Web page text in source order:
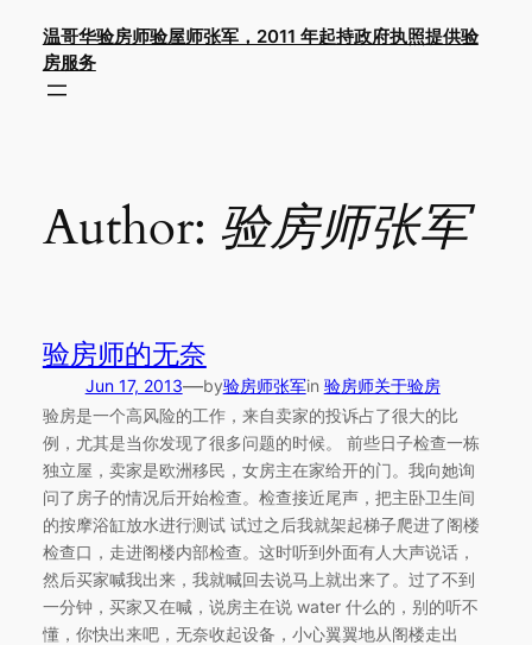
content
温哥华验房师验屋师张军，2011 年起持政府执照提供验
房服务
Author: 验房师张军
验房师的无奈
Jun 17, 2013—by验房师张军in 验房师关于验房
验房是一个高风险的工作，来自卖家的投诉占了很大的比
例，尤其是当你发现了很多问题的时候。 前些日子检查一栋
独立屋，卖家是欧洲移民，女房主在家给开的门。我向她询
问了房子的情况后开始检查。检查接近尾声，把主卧卫生间
的按摩浴缸放水进行测试 试过之后我就架起梯子爬进了阁楼
检查口，走进阁楼内部检查。这时听到外面有人大声说话，
然后买家喊我出来，我就喊回去说马上就出来了。过了不到
一分钟，买家又在喊，说房主在说 water 什么的，别的听不
懂，你快出来吧，无奈收起设备，小心翼翼地从阁楼走出